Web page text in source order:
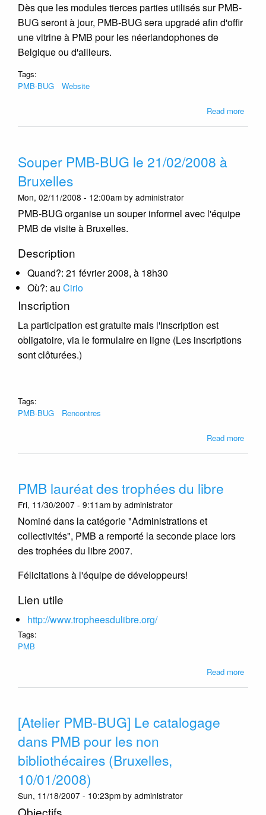
Dès que les modules tierces parties utilisés sur PMB-
BUG seront à jour, PMB-BUG sera upgradé afin d'offir
une vitrine à PMB pour les néerlandophones de
Belgique ou d'ailleurs.
Tags:
PMB-BUG
Website
Read more
Souper PMB-BUG le 21/02/2008 à
Bruxelles
Mon, 02/11/2008 - 12:00am by administrator
PMB-BUG organise un souper informel avec l'équipe
PMB de visite à Bruxelles.
Description
Quand?: 21 février 2008, à 18h30
Où?: au Cirio
Inscription
La participation est gratuite mais l'Inscription est
obligatoire, via le formulaire en ligne (Les inscriptions
sont clôturées.)
Tags:
PMB-BUG
Rencontres
Read more
PMB lauréat des trophées du libre
Fri, 11/30/2007 - 9:11am by administrator
Nominé dans la catégorie "Administrations et
collectivités", PMB a remporté la seconde place lors
des trophées du libre 2007.
Félicitations à l'équipe de développeurs!
Lien utile
http://www.tropheesdulibre.org/
Tags:
PMB
Read more
[Atelier PMB-BUG] Le catalogage
dans PMB pour les non
bibliothécaires (Bruxelles,
10/01/2008)
Sun, 11/18/2007 - 10:23pm by administrator
Objectifs